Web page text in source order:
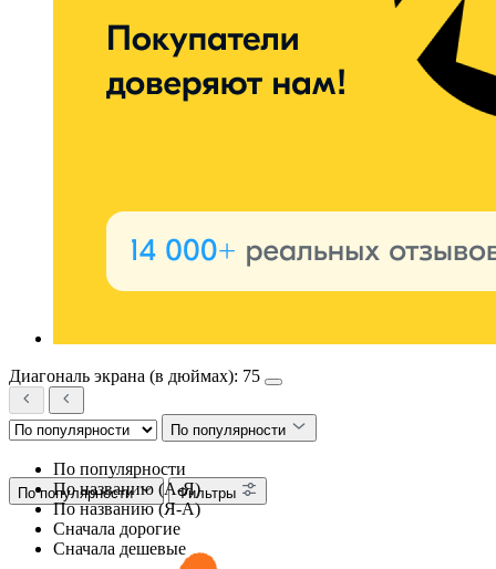
Диагональ экрана (в дюймах): 75
По популярности
По популярности
По названию (А-Я)
По названию (Я-А)
Сначала дорогие
Сначала дешевые
По популярности Фильтры